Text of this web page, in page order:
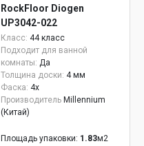
RockFloor Diogen
UP3042-022
Класс: 44 класс
Подходит для ванной
комнаты: Да
Толщина доски: 4 мм
Фаска: 4x
Производитель Millennium
(Китай)
Площадь упаковки: 1.83м2